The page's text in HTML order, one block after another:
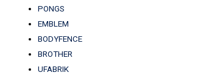
PONGS
EMBLEM
BODYFENCE
BROTHER
UFABRIK